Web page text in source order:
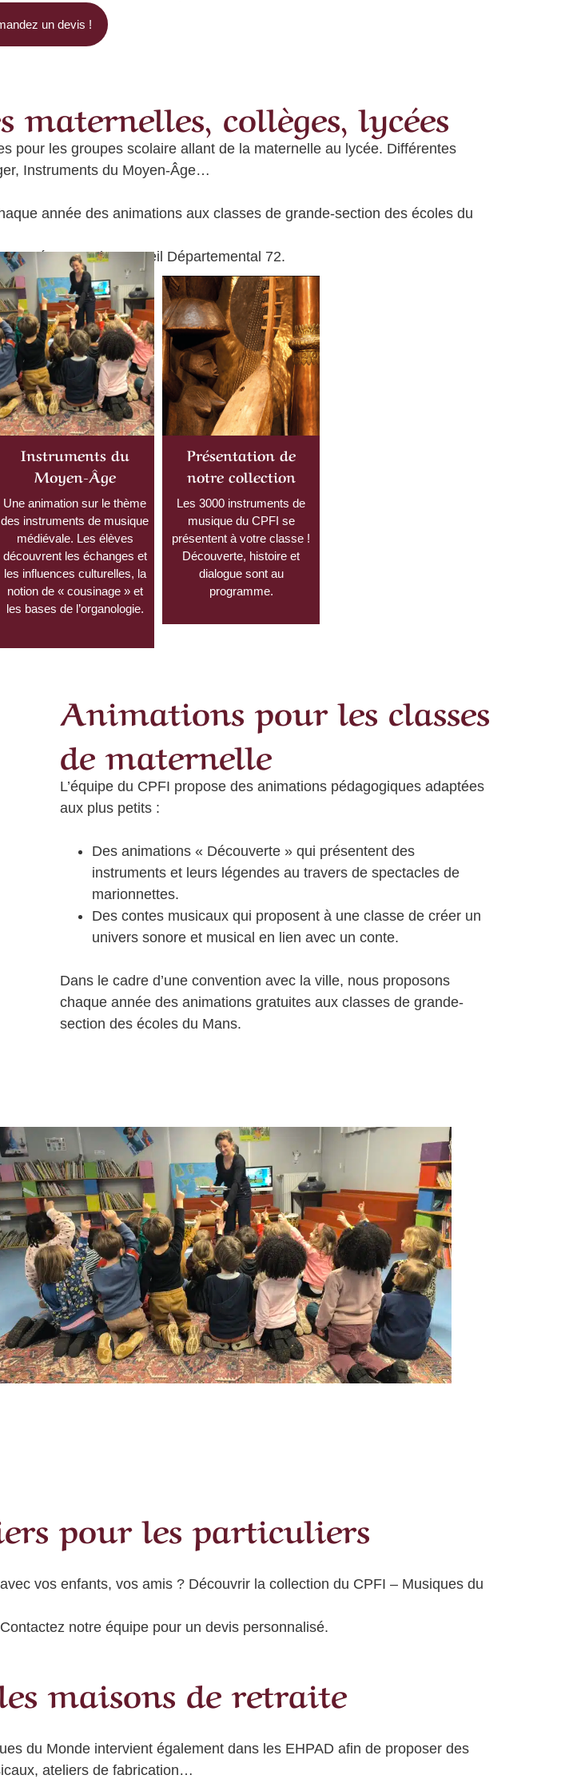
un devis !
collèges, lycées
pour les groupes scolaire allant de la maternelle au lycée. Différentes
Instruments du Moyen-Âge…
année des animations aux classes de grande-section des écoles du
avec le Conseil Départemental 72.
Instruments du
Moyen-Âge
Une animation sur le thème
des instruments de musique
médiévale. Les élèves
découvrent les échanges et
les influences culturelles, la
notion de « cousinage » et
les bases de l’organologie.
Présentation de
notre collection
Les 3000 instruments de
musique du CPFI se
présentent à votre classe !
Découverte, histoire et
dialogue sont au
programme.
Animations pour les classes
de maternelle
L’équipe du CPFI propose des animations pédagogiques adaptées
aux plus petits :
Des animations « Découverte » qui présentent des
instruments et leurs légendes au travers de spectacles de
marionnettes.
Des contes musicaux qui proposent à une classe de créer un
univers sonore et musical en lien avec un conte.
Dans le cadre d’une convention avec la ville, nous proposons
chaque année des animations gratuites aux classes de grande-
section des écoles du Mans.
pour les particuliers
vos enfants, vos amis ? Découvrir la collection du CPFI – Musiques du
Contactez notre équipe pour un devis personnalisé.
maisons de retraite
du Monde intervient également dans les EHPAD afin de proposer des
ateliers de fabrication…